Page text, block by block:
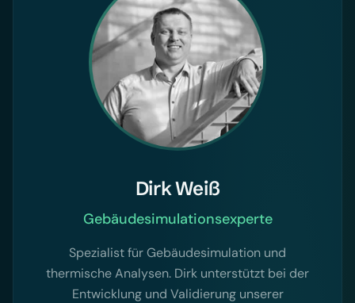
Dirk Weiß
Gebäudesimulationsexperte
Spezialist für Gebäudesimulation und
thermische Analysen. Dirk unterstützt bei der
Entwicklung und Validierung unserer